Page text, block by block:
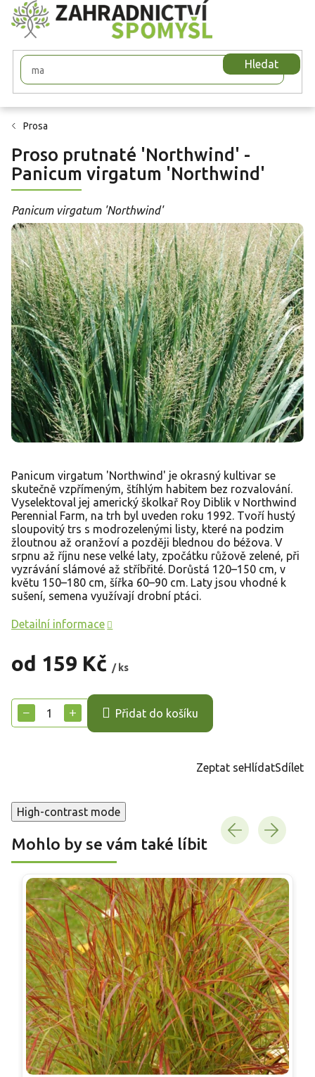
Přejít
na
obsah
Hledat
Prosa
Proso prutnaté 'Northwind' -
Panicum virgatum 'Northwind'
Panicum virgatum 'Northwind'
od 159 Kč / ks
cena:
+
− Přidat do košíku
Panicum virgatum 'Northwind' je okrasný kultivar se
skutečně vzpřímeným, štíhlým habitem bez rozvalování.
Vyselektoval jej americký školkař Roy Diblik v Northwind
Perennial Farm, na trh byl uveden roku 1992. Tvoří hustý
sloupovitý trs s modrozelenými listy, které na podzim
žloutnou až oranžoví a později blednou do béžova. V
srpnu až říjnu nese velké laty, zpočátku růžově zelené, při
vyzrávání slámové až stříbřité. Dorůstá 120–150 cm, v
květu 150–180 cm, šířka 60–90 cm. Laty jsou vhodné k
sušení, semena využívají drobní ptáci.
Detailní informace
Zeptat seHlídatSdílet
High-contrast mode
Mohlo by se vám také líbit